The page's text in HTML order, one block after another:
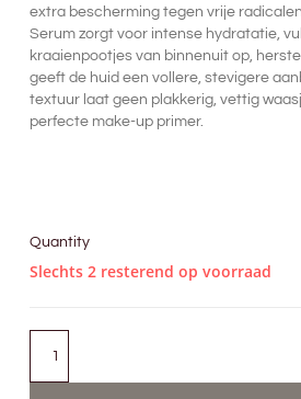
extra bescherming tegen vrije
Serum zorgt voor intense hydratatie,
kraaienpootjes van binnenuit op,
geeft de huid een vollere, stevigere
textuur laat geen plakkerig, vettig
perfecte make-up primer.
Quantity
Slechts 2 resterend op voorraad